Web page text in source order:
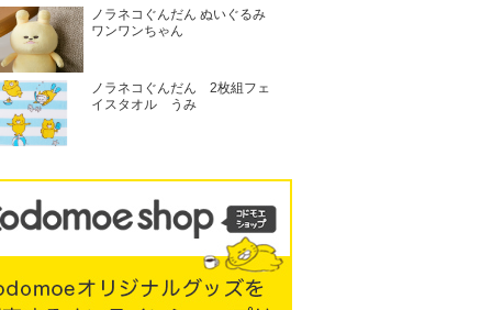
ノラネコぐんだん ぬいぐるみ
ワンワンちゃん
ノラネコぐんだん 2枚組フェ
イスタオル うみ